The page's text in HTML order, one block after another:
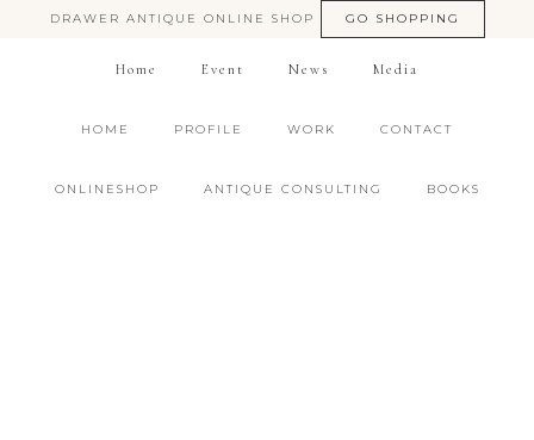
DRAWER ANTIQUE ONLINE SHOP GO SHOPPING
Home Event News Media
HOME PROFILE WORK CONTACT
ONLINESHOP ANTIQUE CONSULTING BOOKS